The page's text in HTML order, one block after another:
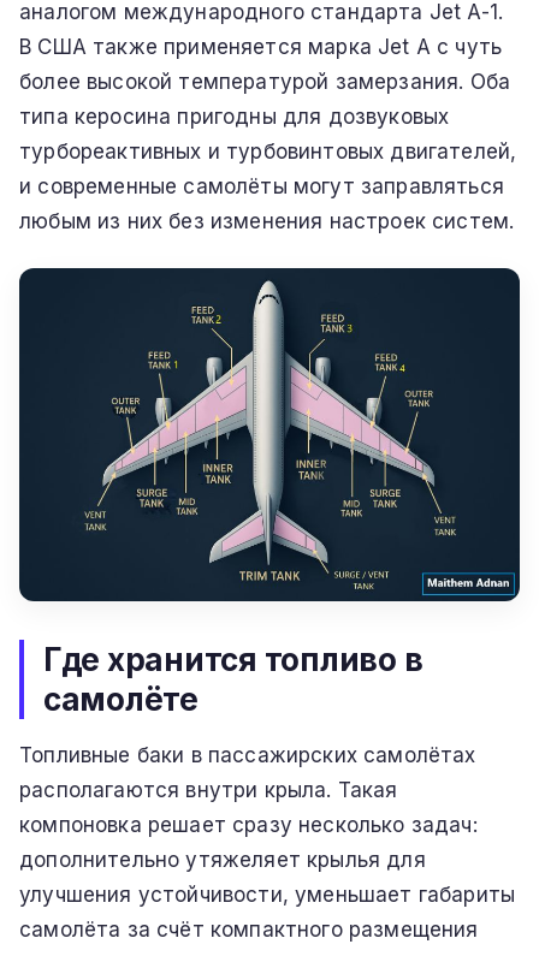
аналогом международного стандарта Jet A-1.
В США также применяется марка Jet A с чуть
более высокой температурой замерзания. Оба
типа керосина пригодны для дозвуковых
турбореактивных и турбовинтовых двигателей,
и современные самолёты могут заправляться
любым из них без изменения настроек систем.
Где хранится топливо в
самолёте
Топливные баки в пассажирских самолётах
располагаются внутри крыла. Такая
компоновка решает сразу несколько задач:
дополнительно утяжеляет крылья для
улучшения устойчивости, уменьшает габариты
самолёта за счёт компактного размещения